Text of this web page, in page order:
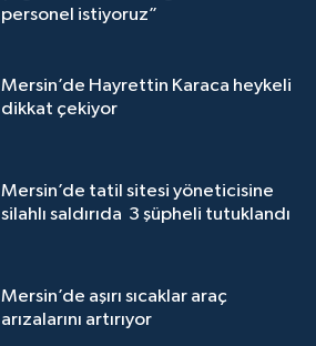
personel istiyoruz”
Mersin’de Hayrettin Karaca heykeli
dikkat çekiyor
Mersin’de tatil sitesi yöneticisine
silahlı saldırıda 3 şüpheli tutuklandı
Mersin’de aşırı sıcaklar araç
arızalarını artırıyor